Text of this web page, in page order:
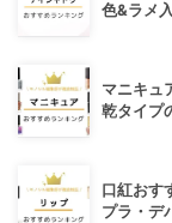
色&ラメ
マニキュ
乾タイプ
口紅おす
プラ・デ